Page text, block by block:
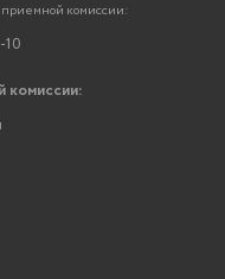
комиссии:
комиссии: